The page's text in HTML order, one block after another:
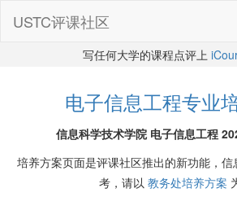
USTC评课社区
写任何大学的课程点评上
电子信息工程专业
信息科学技术学院 电子信息工程
培养方案页面是评课社区推出的新功能，
考，请以 教务处培养方案